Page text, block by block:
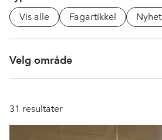
Vis alle Fagartikkel Nyhet
Velg område
31 resultater